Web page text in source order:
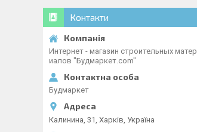
Контакти
Интернет - магазин строительных матер
иалов "Будмаркет.com"
Будмаркет
Калинина, 31, Харків, Україна